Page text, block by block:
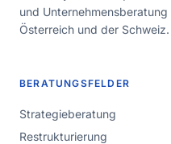
und
Österreich und der Schweiz.
BERATUNGSFELDER
Strategieberatung
Restrukturierung